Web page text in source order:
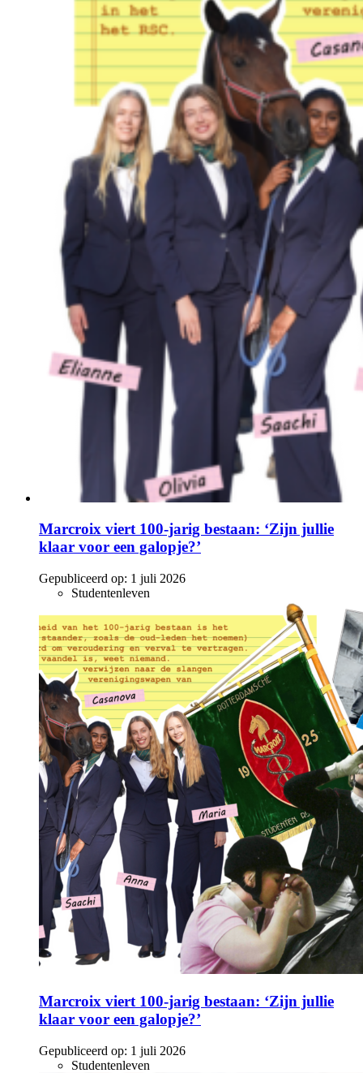
Marcroix viert 100-jarig bestaan: ‘Zijn jullie
klaar voor een galopje?’
Gepubliceerd op: 1 juli 2026
Studentenleven
Marcroix viert 100-jarig bestaan: ‘Zijn jullie
klaar voor een galopje?’
Gepubliceerd op: 1 juli 2026
Studentenleven